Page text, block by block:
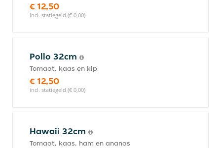
€ 12,50
incl. statiegeld (€ 0,00)
Pollo 32cm
Tomaat, kaas en kip
€ 12,50
incl. statiegeld (€ 0,00)
Hawaii 32cm
Tomaat, kaas, ham en ananas